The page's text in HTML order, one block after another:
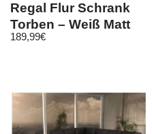
Regal Flur Schrank
Torben – Weiß Matt
189,99€